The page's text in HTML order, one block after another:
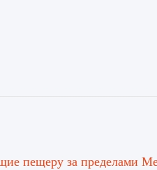
пещеру за пределами